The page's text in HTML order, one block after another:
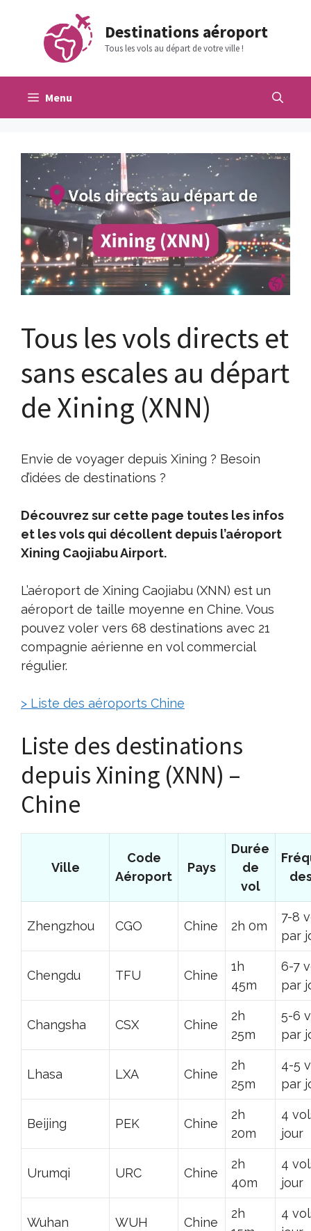
contenu
Destinations aéroport
Tous les vols au départ de votre ville !
Menu
Tous les vols directs et
sans escales au départ
de Xining (XNN)
Envie de voyager depuis Xining ? Besoin
d’idées de destinations ?
Découvrez sur cette page toutes les infos
et les vols qui décollent depuis l’aéroport
Xining Caojiabu Airport.
L’aéroport de Xining Caojiabu (XNN) est un
aéroport de taille moyenne en Chine. Vous
pouvez voler vers 68 destinations avec 21
compagnie aérienne en vol commercial
régulier.
> Liste des aéroports Chine
Liste des destinations
depuis Xining (XNN) –
Chine
Ville
Code
Aéroport
Pays
Durée
de
vol
Zhengzhou CGO Chine 2h 0m
7-8
par
Chengdu TFU Chine
1h
45m
6-7
par
Changsha CSX Chine
2h
25m
5-6
par
Lhasa LXA Chine
2h
25m
4-5
par
Beijing PEK Chine
2h
20m
4
jour
Urumqi URC Chine
2h
40m
4
jour
Wuhan WUH Chine
2h
4